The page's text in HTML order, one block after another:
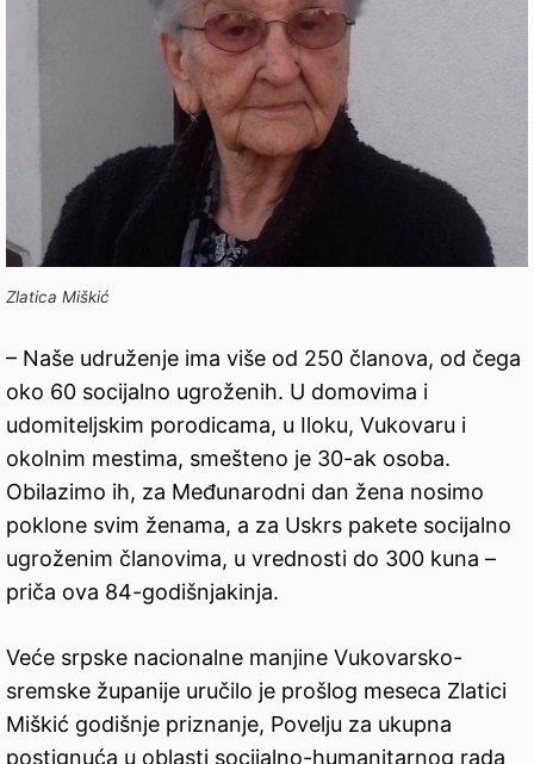
Zlatica Miškić
– Naše udruženje ima više od 250 članova, od čega
oko 60 socijalno ugroženih. U domovima i
udomiteljskim porodicama, u Iloku, Vukovaru i
okolnim mestima, smešteno je 30-ak osoba.
Obilazimo ih, za Međunarodni dan žena nosimo
poklone svim ženama, a za Uskrs pakete socijalno
ugroženim članovima, u vrednosti do 300 kuna –
priča ova 84-godišnjakinja.
Veće srpske nacionalne manjine Vukovarsko-
sremske županije uručilo je prošlog meseca Zlatici
Miškić godišnje priznanje, Povelju za ukupna
postignuća u oblasti socijalno-humanitarnog rada